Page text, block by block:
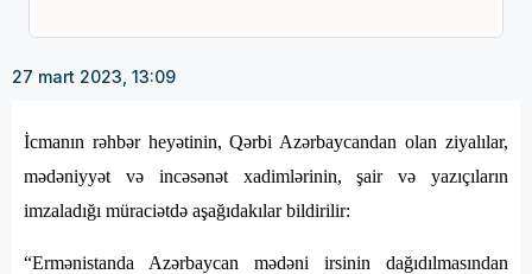
27 mart 2023, 13:09
İcmanın rəhbər heyətinin, Qərbi Azərbaycandan olan ziyalılar,
mədəniyyət və incəsənət xadimlərinin, şair və yazıçıların
imzaladığı müraciətdə aşağıdakılar bildirilir:
“Ermənistanda Azərbaycan mədəni irsinin dağıdılmasından